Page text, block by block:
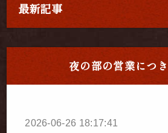
最新記事
夜の部の営業につ
2026-06-26 18:17:41